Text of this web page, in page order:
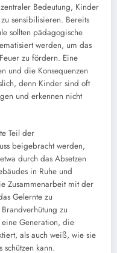
Bedeutung, Kinder
sensibilisieren. Bereits
sollten pädagogische
werden, um das
zu fördern. Eine
und die Konsequenzen
denn Kinder sind oft
und erkennen nicht
Teil der
beigebracht werden,
durch das Absetzen
in Ruhe und
Zusammenarbeit mit der
Gelernte zu
zu
Generation, die
als auch weiß, wie sie
kann.